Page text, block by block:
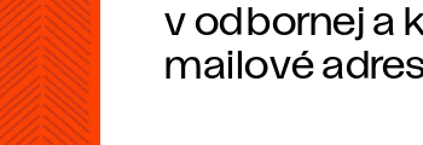
v odbornej a
mailové